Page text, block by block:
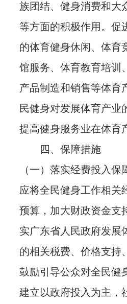
族团结、健身消费和大
等方面的积极作用。促
的体育健身休闲、体育
馆服务、体育教育培训
产品制造和销售等体育
民健身对发展体育产业
提高健身服务业在体育
四、保障措施
（一）落实经费投入保
应将全民健身工作相关
预算，加大财政资金支
实广东省人民政府发展
的相关税费、价格支持
鼓励引导公众对全民健
建立以政府投入为主，